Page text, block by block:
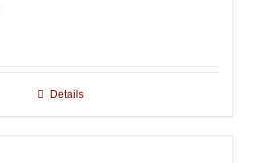
Details